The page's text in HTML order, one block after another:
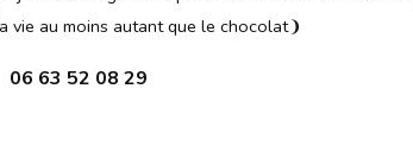
vie au moins autant que le chocolat❩
06 63 52 08 29